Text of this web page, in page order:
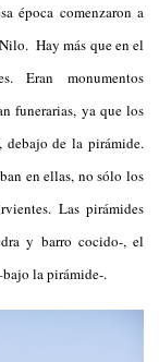
época comenzaron a
Hay más que en el
Eran monumentos
funerarias, ya que los
debajo de la pirámide.
en ellas, no sólo los
Las pirámides
y barro cocido-, el
la pirámide-.